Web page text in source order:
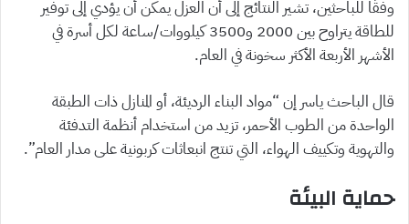
وفقًا للباحثين، تشير النتائج إلى أن العزل يمكن أن يؤدي إلى توفير
للطاقة يتراوح بين 2000 و3500 كيلووات/ساعة لكل أسرة في
الأشهر الأربعة الأكثر سخونة في العام.
قال الباحث ياسر إن “مواد البناء الرديئة، أو المنازل ذات الطبقة
الواحدة من الطوب الأحمر، تزيد من استخدام أنظمة التدفئة
والتهوية وتكييف الهواء، التي تنتج انبعاثات كربونية على مدار العام”.
حماية البيئة